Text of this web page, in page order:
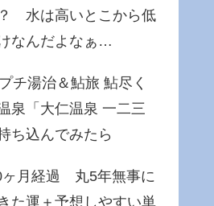
水は高いとこから低
なんだよなぁ…
チ湯治＆鮎旅 鮎尽く
泉「大仁温泉 一二三
ち込んでみたら
ヶ月経過 丸5年無事に
た運＋予想しやすい単